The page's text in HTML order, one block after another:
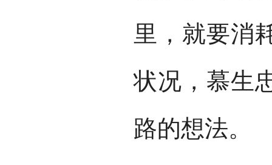
里，就要消
状况，慕生
路的想法。